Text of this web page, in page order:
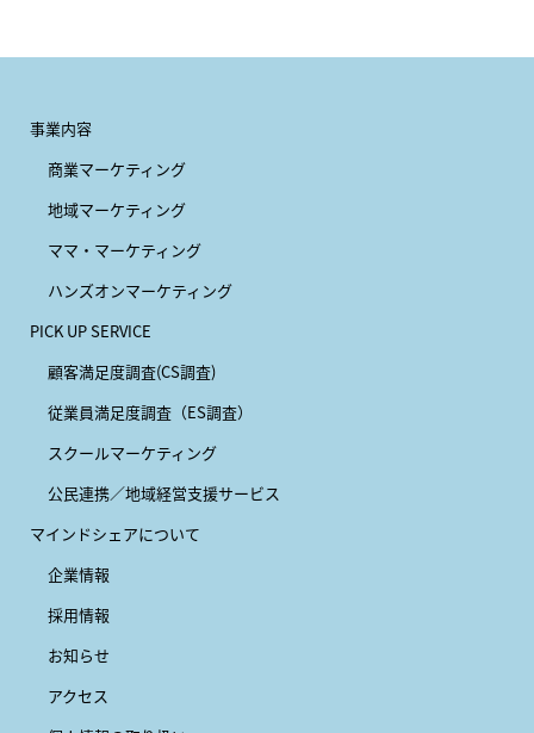
事業内容
商業マーケティング
地域マーケティング
ママ・マーケティング
ハンズオンマーケティング
PICK UP SERVICE
顧客満足度調査(CS調査)
従業員満足度調査（ES調査）
スクールマーケティング
公民連携／地域経営支援サービス
マインドシェアについて
企業情報
採用情報
お知らせ
アクセス